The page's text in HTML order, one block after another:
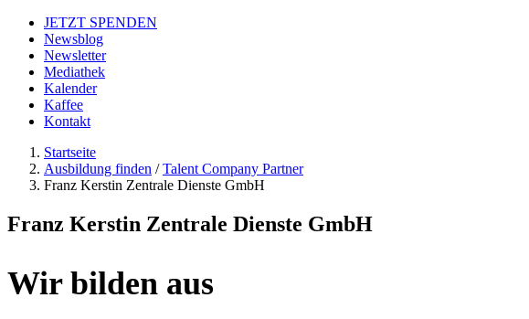
JETZT SPENDEN
Newsblog
Newsletter
Mediathek
Kalender
Kaffee
Kontakt
Startseite
Ausbildung finden /Talent Company Partner
Franz Kerstin Zentrale Dienste GmbH
Franz Kerstin Zentrale Dienste GmbH
Wir bilden aus